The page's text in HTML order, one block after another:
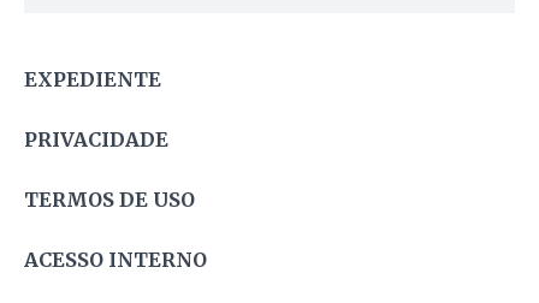
EXPEDIENTE
PRIVACIDADE
TERMOS DE USO
ACESSO INTERNO